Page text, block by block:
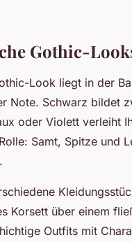
Gothic-
Look liegt in der
Note. Schwarz bildet
oder Violett verleiht
Samt, Spitze und
Korsett über einem
Outfits mit